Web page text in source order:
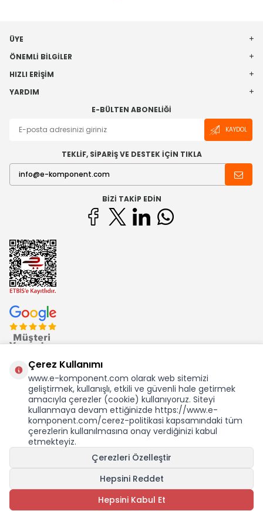
KDV Dahil Birim Fiyat
SEPETE EKLE
ÜYE
ÖNEMLI BILGILER
HIZLI ERIŞIM
YARDIM
E-BÜLTEN ABONELIĞI
KAYDOL
TEKLİF, SİPARİŞ VE DESTEK İÇİN TIKLA
BIZI TAKIP EDIN
Ekom Elk. Elektronik San. ve Tic. A.Ş.'nin Tescilli Bir Markasıdır
Çerez Kullanımı
www.e-komponent.com olarak web sitemizi
geliştirmek, kullanışlı, etkili ve güvenli hale getirmek
amacıyla çerezler (cookie) kullanıyoruz. Siteyi
kullanmaya devam ettiğinizde https://www.e-
komponent.com/cerez-politikasi kapsamındaki tüm
çerezlerin kullanılmasına onay verdiğinizi kabul
etmekteyiz.
Çerezleri Özelleştir
Hepsini Reddet
Hepsini Kabul Et